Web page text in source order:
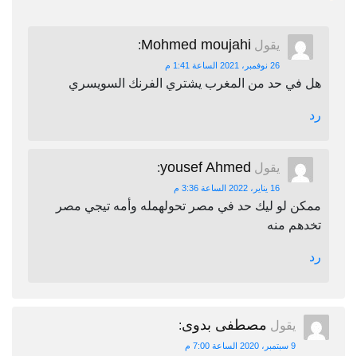
يقول Mohmed moujahi
:
26 نوفمبر، 2021 الساعة 1:41 م
هل في حد من المغرب يشتري الفرنك السويسري
رد
يقول yousef Ahmed
:
16 يناير، 2022 الساعة 3:36 م
ممكن لو ليك حد في مصر تحولهمله وأمه تيجي مصر
تخدهم منه
رد
يقول مصطفى بدوى:
9 سبتمبر، 2020 الساعة 7:00 م